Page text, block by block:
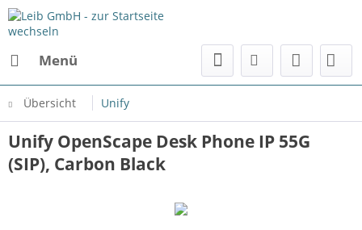
Menü
Übersicht Unify
Unify OpenScape Desk Phone IP 55G
(SIP), Carbon Black